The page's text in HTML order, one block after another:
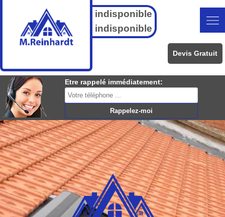
indisponible
indisponible
Devis Gratuit
Etre rappelé immédiatement: